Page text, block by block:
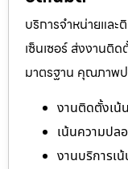
บริการจำหน่ายแล
เซ็นเซอร์ ส่งงานติ
มาตรฐาน คุณภาพ
งานติดตั้งเ
เน้นความปล
งานบริการเน้